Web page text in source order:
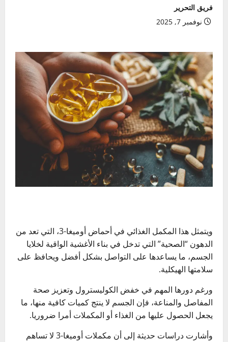
فريق التحرير
نوفمبر 7, 2025
ويتمثل هذا المكمل الغذائي في أحماض أوميغا-3، التي تعد من
الدهون “الصحية” التي تدخل في بناء الأغشية الواقية لخلايا
الجسم، ما يساعدها على التواصل بشكل أفضل ويحافظ على
سلامتها الهيكلية.
ورغم دورها المهم في خفض الكوليسترول وتعزيز صحة
المفاصل والمناعة، فإن الجسم لا ينتج كميات كافية منها، ما
يجعل الحصول عليها من الغذاء أو المكملات أمرا ضروريا.
وأشارت دراسات حديثة إلى أن مكملات أوميغا-3 لا تساهم